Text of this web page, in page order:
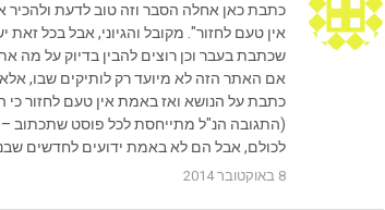
כתבת כאן אחלה הסבר וזה טוב לדעת ולהכיר
אין טעם לחזור". מקובל והגיוני, אבל בכל
שכתבת בעבר וכן רוצים להבין בדיוק על מה
אם האתר הזה לא מיועד רק לותיקים שבו,
כתבת על הנושא ואז באמת אין טעם לחזור כי
(התגובה הנ"ל מתייחסת לכל פוסט שתכתוב –
לכולם, אבל הם לא באמת ידועים לחדשים
8 באוקטובר 2014